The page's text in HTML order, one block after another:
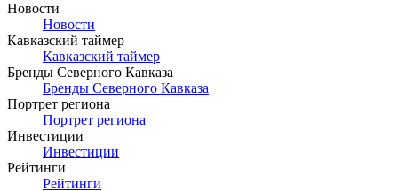
Новости
Новости
Кавказский таймер
Кавказский таймер
Бренды Северного Кавказа
Бренды Северного Кавказа
Портрет региона
Портрет региона
Инвестиции
Инвестиции
Рейтинги
Рейтинги